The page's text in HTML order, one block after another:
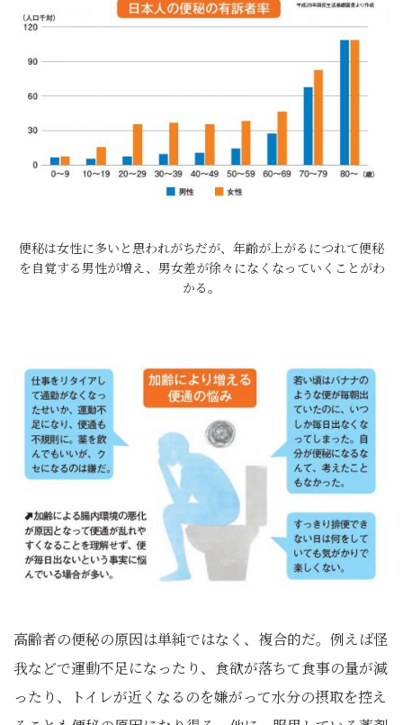
便秘は女性に多いと思われがちだが、年齢が上がるにつれて便秘
を自覚する男性が増え、男女差が徐々になくなっていくことがわ
かる。
高齢者の便秘の原因は単純ではなく、複合的だ。例えば怪
我などで運動不足になったり、食欲が落ちて食事の量が減
ったり、トイレが近くなるのを嫌がって水分の摂取を控え